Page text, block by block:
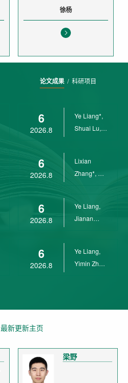
徐杨
论文成果/ 科研项目
6
2026.8
Ye Liang*,
Shuai Lu,
6
2026.8
Lixian
Zhang*, Ye
6
2026.8
Ye Liang,
Jianan
6
2026.8
Ye Liang,
Yimin Zhu,
最新更新主页
梁野